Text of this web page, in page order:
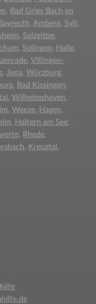
, Bad Gries Bach im
Bayreuth, Amberg, Sylt,
, Salzgitter,
, Solingen, Halle,
,Villingen-
, Jena,Würzburg,
, Bad Kissingen,
,Wilhelmshaven,
,Weeze, Hagen,
, Haltern am See,
, Rhede,
, Kreuztal ,